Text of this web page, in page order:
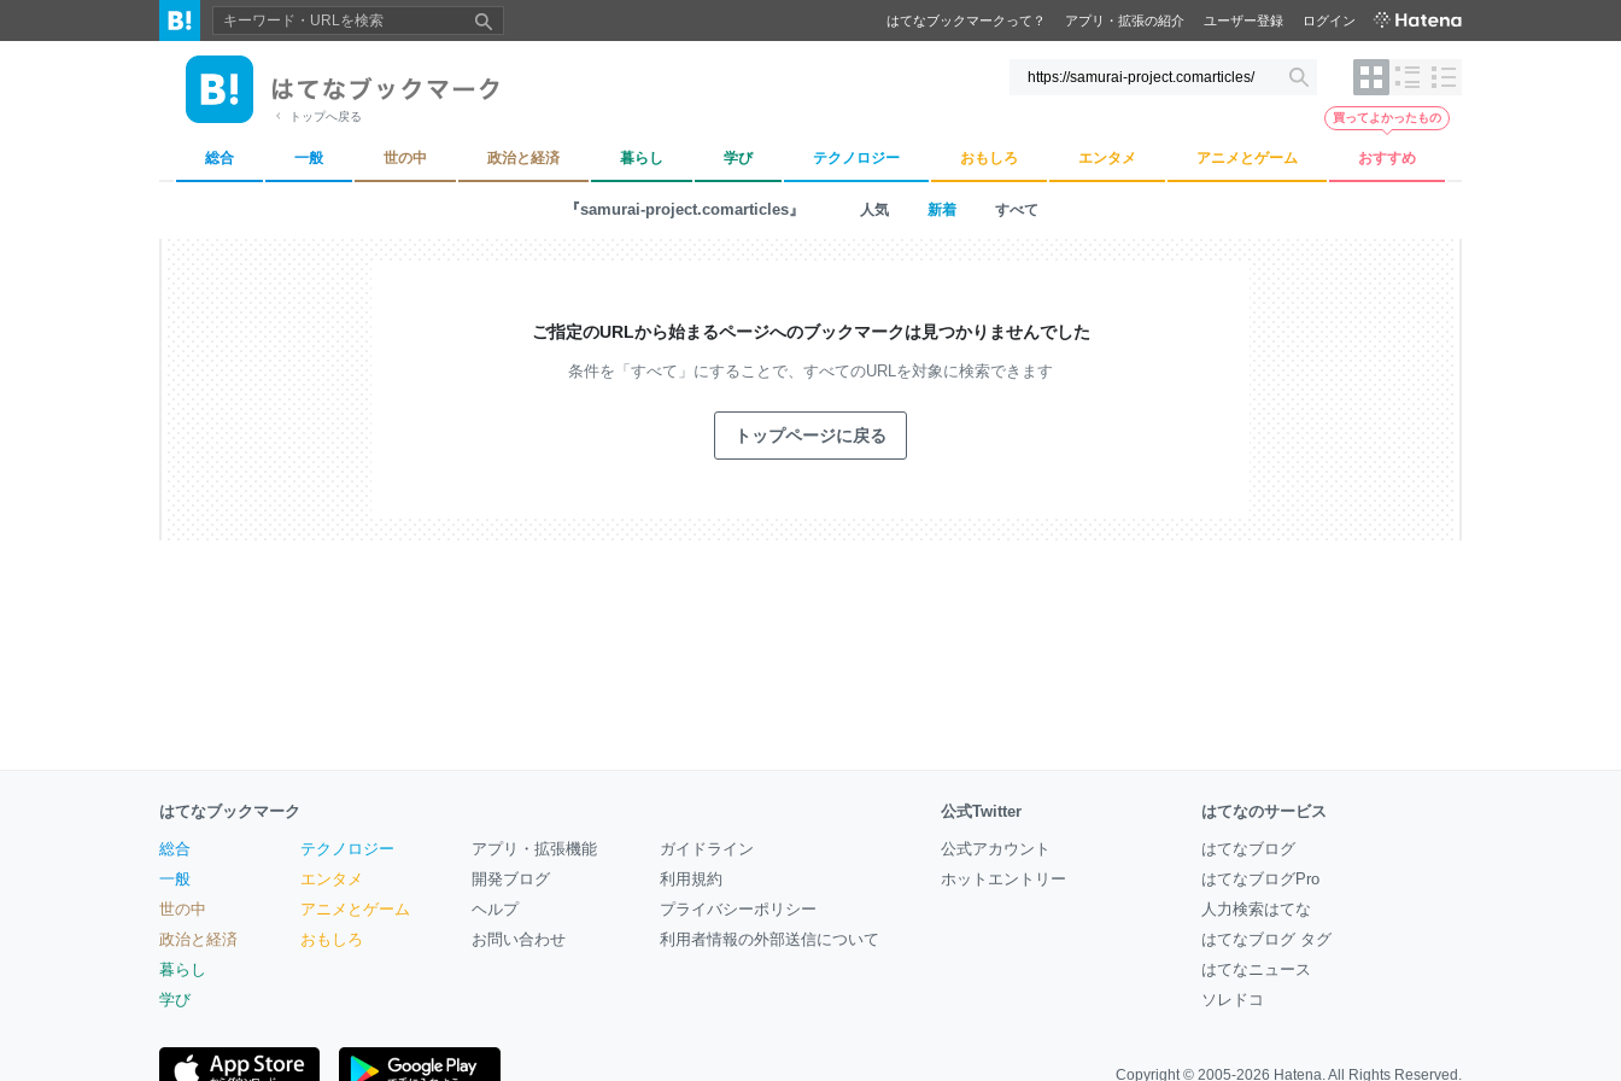
はてなブックマークって？ アプリ・拡張の紹介 ユーザー登録 ログイン
トップへ戻る
総合 一般 世の中 政治と経済 暮らし 学び テクノロジー おもしろ エンタメ アニメとゲーム おすすめ
買ってよかったもの
『samurai-project.comarticles』 人気 新着 すべて
ご指定のURLから始まるページへのブックマークは見つかりませんでした
条件を「すべて」にすることで、 すべてのURLを対象に検索できます
トップページに戻る
はてなブックマーク
総合
一般
世の中
政治と経済
暮らし
学び
テクノロジー
エンタメ
アニメとゲーム
おもしろ
アプリ・拡張機能
開発ブログ
ヘルプ
お問い合わせ
ガイドライン
利用規約
プライバシーポリシー
利用者情報の外部送信について
公式Twitter
公式アカウント
ホットエントリー
はてなのサービス
はてなブログ
はてなブログPro
人力検索はてな
はてなブログ タグ
はてなニュース
ソレドコ
Copyright © 2005-2026 Hatena. All Rights Reserved.